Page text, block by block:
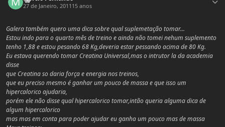
27 de Janeiro, 2011 15 anos
Galera também quero uma dica sobre qual suplemetação tomar...
Estou indo para o quarto mês de treino e ainda não tomei nehum suplemento
tenho 1,88 e estou pesando 68 Kg,deveria estar pessando acima de 80 Kg.
Eu estava querendo tomar Creatina Universal,mas o intrutor la da academia
disse
que Creatina so daria força e energia nos treinos,
que eu preciso mesmo é ganhar um pouco de massa e que isso um
hipercalorico ajudaria,
porém ele não disse qual hipercalorico tomar,intão queria alguma dica de
algum hipercalorico
mas mas em conta para poder ajudar eu ganha um pouco mas de massa